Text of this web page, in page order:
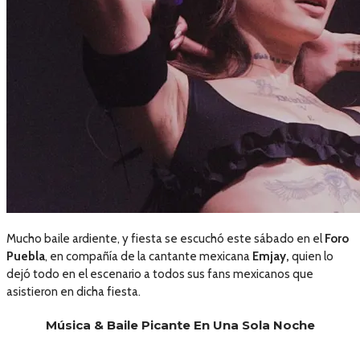
Mucho baile ardiente, y fiesta se escuchó este sábado en elForo
Puebla, en compañía de la cantante mexicana Emjay, quien lo
dejó todo en el escenario a todos sus fans mexicanos que
asistieron en dicha fiesta.
Música & Baile Picante En Una Sola Noche